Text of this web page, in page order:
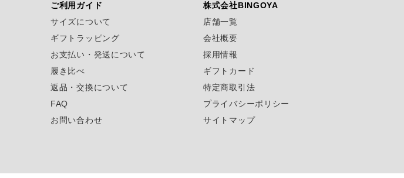
ご利用ガイド
サイズについて
ギフトラッピング
お支払い・発送について
履き比べ
返品・交換について
FAQ
お問い合わせ
株式会社BINGOYA
店舗一覧
会社概要
採用情報
ギフトカード
特定商取引法
プライバシーポリシー
サイトマップ